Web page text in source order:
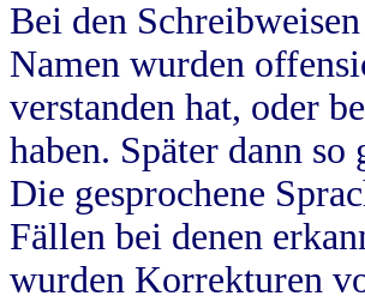
Bei den
Namen wurden
verstanden hat, oder
haben. Später dann
Die gesprochene
Fällen bei denen
wurden Korrekturen